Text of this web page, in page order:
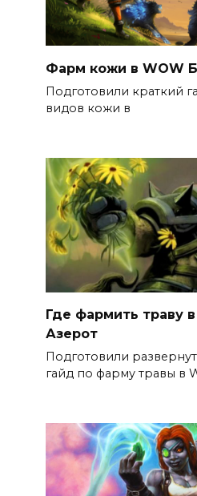
Фарм кожи в WOW
Подготовили краткий
видов кожи в
Где фармить траву
Азерот
Подготовили
гайд по фарму травы в